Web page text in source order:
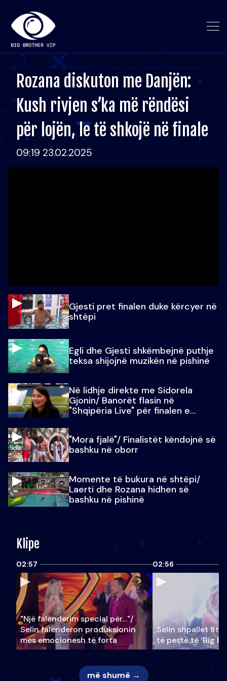
Rozana diskuton me Danjën:
Kush rivjen s’ka më rëndësi
për lojën, le të shkojë në finale
09:19 23.02.2025
Gjesti pret finalen duke kërcyer në
shtëpi
Egli dhe Gjesti shkëmbejnë puthje
teksa shijojnë muzikën në pishinë
Në lidhje direkte me Sidorela
Gjonin/ Banorët flasin në
"Shqipëria Live" për finalen e
"Mora fjalë"/ Finalistët këndojnë së
bashku në oborr
Momente të bukura në shtëpi/
Laerti dhe Rozana hidhen së
bashku në pishinë
Klipe
02:57
"Një falenderim special për…"/
Selin falënderon produksionin
mes emocionesh të forta
02:56
Selin shpallet
të pestë të ‘Big
më shumë →